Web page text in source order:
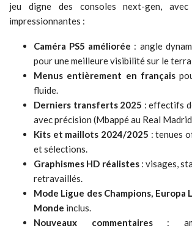
jeu digne des consoles next-gen, avec
impressionnantes :
Caméra PS5 améliorée : angle
pour une meilleure visibilité sur le
Menus entièrement en français
fluide.
Derniers transferts 2025 : effectifs
avec précision (Mbappé au Real
Kits et maillots 2024/2025 : tenues
et sélections.
Graphismes HD réalistes: visages,
retravaillés.
Mode Ligue des Champions, Europa
Monde inclus.
Nouveaux commentaires: